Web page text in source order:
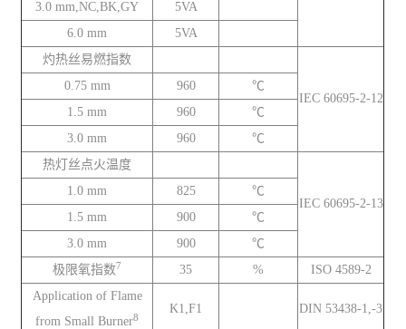
3.0 mm,NC,BK,GY
5VA
6.0 mm
5VA
灼热丝易燃指数
IEC 60695-2-12
0.75 mm 960
℃
1.5 mm
960
℃
3.0 mm
960
℃
热灯丝点火温度
IEC 60695-2-13
1.0 mm 825
℃
1.5 mm
900
℃
3.0 mm
900
℃
极限氧指数7 35 %
ISO 4589-2
Application of Flame
from Small Burner8
K1,F1 DIN 53438-1,-3